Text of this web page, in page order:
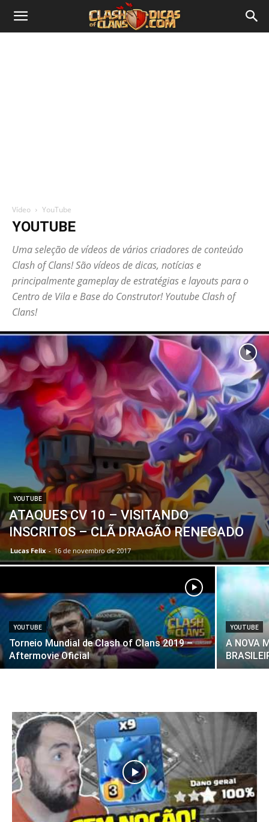
Vídeo YouTube
YOUTUBE
Uma seleção de vídeos de vários criadores de conteúdo
Clash of Clans! São vídeos de dicas, notícias e
principalmente gameplay de estratégias e layouts para o
Centro de Vila e Base do Construtor! Youtube Clash of
Clans!
YOUTUBE
ATAQUES CV 10 – VISITANDO
INSCRITOS – CLÃ DRAGÃO RENEGADO
Lucas Felix - 16 de novembro de 2017
YOUTUBE
Torneio Mundial de Clash of Clans 2019 –
Aftermovie Oficial
YOUTUBE
A NOVA